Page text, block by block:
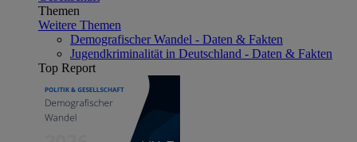
Themen
Weitere Themen
Demografischer Wandel - Daten & Fakten
Jugendkriminalität in Deutschland - Daten & Fakten
Top Report